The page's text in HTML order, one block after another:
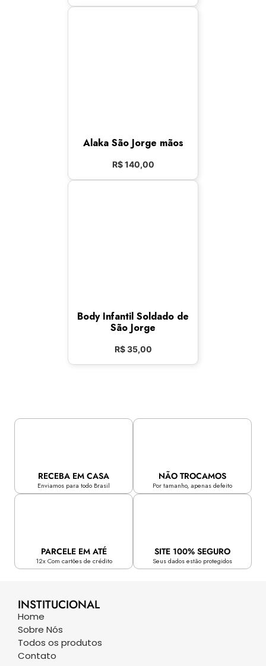
Alaka São Jorge mãos
R$140,00
Body Infantil Soldado de
São Jorge
R$35,00
RECEBA EM CASA
Enviamos para todo Brasil
NÃO TROCAMOS
Por tamanho, apenas defeito
PARCELE EM ATÉ
12x Com cartões de crédito
SITE 100% SEGURO
Seus dados estão protegidos
INSTITUCIONAL
Home
Sobre Nós
Todos os produtos
Contato